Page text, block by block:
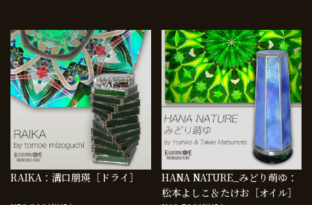
RAIKA：溝口朋瑛［ドライ］
HANA NATURE_みどり萌ゆ：
松本よしこ＆たけお［オイル］